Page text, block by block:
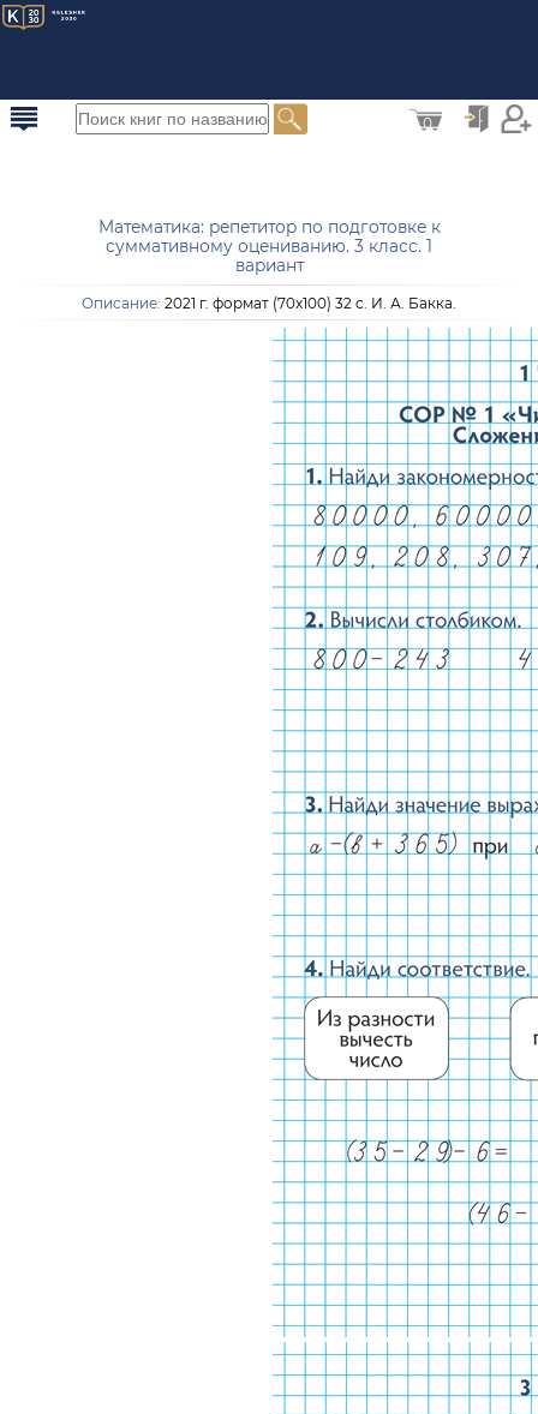
0
Математика: репетитор по подготовке к
суммативному оцениванию. 3 класс. 1
вариант
Описание: 2021 г. формат (70х100) 32 с. И. А. Бакка.